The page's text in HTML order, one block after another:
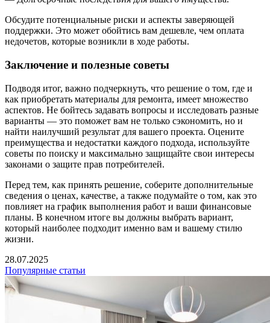
Обсудите потенциальные риски и аспекты заверяющей
поддержки. Это может обойтись вам дешевле, чем оплата
недочетов, которые возникли в ходе работы.
Заключение и полезные советы
Подводя итог, важно подчеркнуть, что решение о том, где и
как приобретать материалы для ремонта, имеет множество
аспектов. Не бойтесь задавать вопросы и исследовать разные
варианты — это поможет вам не только сэкономить, но и
найти наилучший результат для вашего проекта. Оцените
преимущества и недостатки каждого подхода, используйте
советы по поиску и максимально защищайте свои интересы
законами о защите прав потребителей.
Перед тем, как принять решение, соберите дополнительные
сведения о ценах, качестве, а также подумайте о том, как это
повлияет на график выполнения работ и ваши финансовые
планы. В конечном итоге вы должны выбрать вариант,
который наиболее подходит именно вам и вашему стилю
жизни.
28.07.2025
Популярные статьи